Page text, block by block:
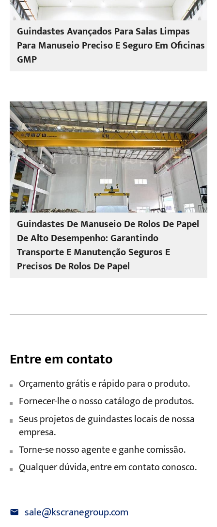
Guindastes Avançados Para Salas Limpas
Para Manuseio Preciso E Seguro Em Oficinas
GMP
Guindastes De Manuseio De Rolos De Papel
De Alto Desempenho: Garantindo
Transporte E Manutenção Seguros E
Precisos De Rolos De Papel
Entre em contato
Orçamento grátis e rápido para o produto.
Fornecer-lhe o nosso catálogo de produtos.
Seus projetos de guindastes locais de nossa
empresa.
Torne-se nosso agente e ganhe comissão.
Qualquer dúvida, entre em contato conosco.
sale@kscranegroup.com